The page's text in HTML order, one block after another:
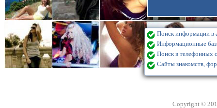
Поиск информации в
Информационные
Поиск в телефонных
Сайты знакомств,
Copyright ©